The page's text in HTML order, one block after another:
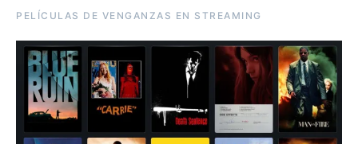
PELÍCULAS DE VENGANZAS EN STREAMING